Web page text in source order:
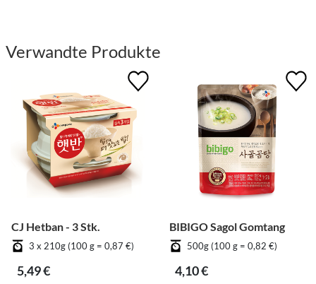
Verwandte Produkte
CJ Hetban - 3 Stk.
3 x 210g (100 g = 0,87 €)
5,49 €
BIBIGO Sagol Gomtang
500g (100 g = 0,82 €)
4,10 €